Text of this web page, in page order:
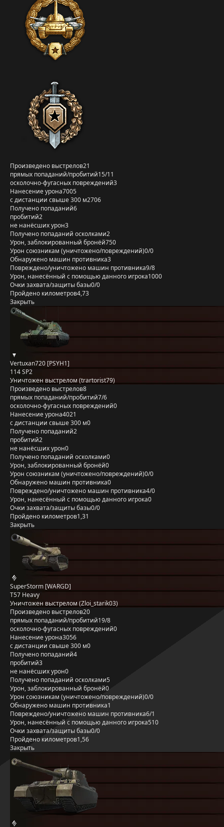
Произведено выстрелов21
прямых попаданий/пробитий15/11
осколочно-фугасных повреждений3
Нанесение урона7005
с дистанции свыше 300 м2706
Получено попаданий6
пробитий2
не нанёсших урон3
Получено попаданий осколками2
Урон, заблокированный бронёй750
Урон союзникам (уничтожено/повреждений)0/0
Обнаружено машин противника3
Повреждено/уничтожено машин противника9/8
Урон, нанесённый с помощью данного игрока1000
Очки захвата/защиты базы0/0
Пройдено километров4,73
Закрыть
Vertuxan720 [PSYH1]
114 SP2
Уничтожен выстрелом (trartorist79)
Произведено выстрелов8
прямых попаданий/пробитий7/6
осколочно-фугасных повреждений0
Нанесение урона4021
с дистанции свыше 300 м0
Получено попаданий2
пробитий2
не нанёсших урон0
Получено попаданий осколками0
Урон, заблокированный бронёй0
Урон союзникам (уничтожено/повреждений)0/0
Обнаружено машин противника0
Повреждено/уничтожено машин противника4/0
Урон, нанесённый с помощью данного игрока0
Очки захвата/защиты базы0/0
Пройдено километров1,31
Закрыть
SuperStorm [WARGD]
T57 Heavy
Уничтожен выстрелом (Zloi_starik03)
Произведено выстрелов20
прямых попаданий/пробитий19/8
осколочно-фугасных повреждений0
Нанесение урона3056
с дистанции свыше 300 м0
Получено попаданий4
пробитий3
не нанёсших урон0
Получено попаданий осколками5
Урон, заблокированный бронёй0
Урон союзникам (уничтожено/повреждений)0/0
Обнаружено машин противника1
Повреждено/уничтожено машин противника6/1
Урон, нанесённый с помощью данного игрока510
Очки захвата/защиты базы0/0
Пройдено километров1,56
Закрыть